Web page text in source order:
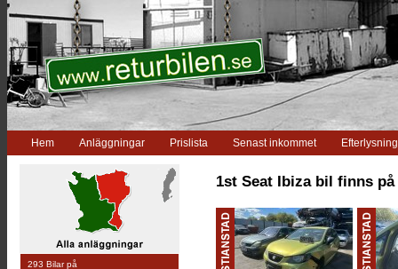
Hem Anläggningar Prislista Senast inkommet Efterlysning
1st Seat Ibiza bil finns på
293 Bilar på